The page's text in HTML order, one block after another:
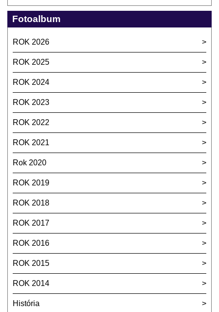
Fotoalbum
ROK 2026
ROK 2025
ROK 2024
ROK 2023
ROK 2022
ROK 2021
Rok 2020
ROK 2019
ROK 2018
ROK 2017
ROK 2016
ROK 2015
ROK 2014
História